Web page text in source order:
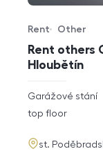
Rent others
Hloubětín
Offer type
Rent
Property type
Other
rozměry
disposition
Garážové stání
funkce
top floor
adresa
st.